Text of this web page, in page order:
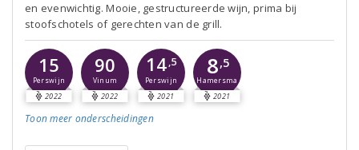
en evenwichtig. Mooie, gestructureerde wijn, prima bij
stoofschotels of gerechten van de grill.
15
Perswijn
2022
90
Vinum
2022
14,5
Perswijn
2021
8,5
Hamersma
2021
Toon meer onderscheidingen